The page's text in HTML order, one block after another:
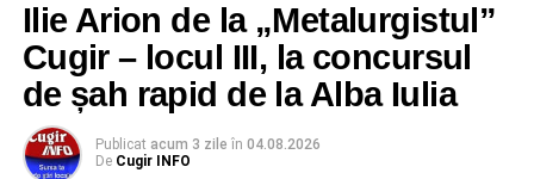
trecut fără emoții de Hațeg, scor 4-0.
Cele două echipe se vor reîntâlni în această perioadă,
având programat un meci amical în data de 22 august,
ultimul test înaintea debutului noului sezon competițional.
Ilie Arion de la „Metalurgistul”
Cugir – locul III, la concursul
de șah rapid de la Alba Iulia
Publicat acum 3 zile în 04.08.2026
De Cugir INFO